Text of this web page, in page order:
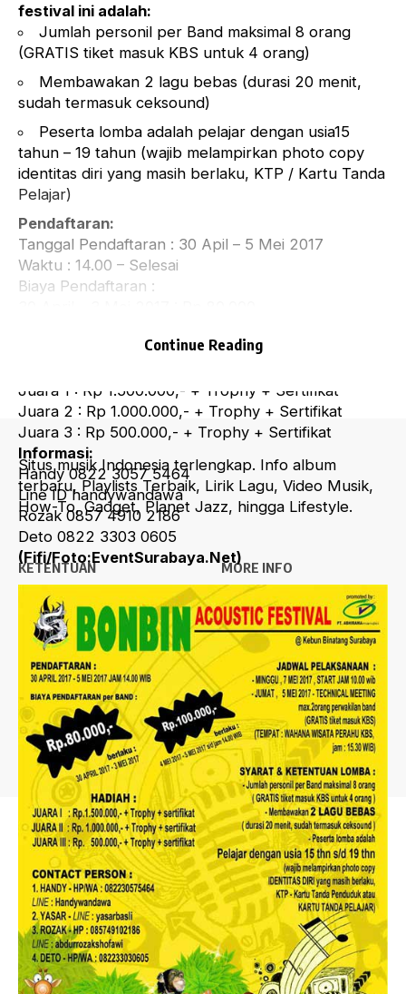
festival ini adalah:
Jumlah personil per Band maksimal 8 orang
(GRATIS tiket masuk KBS untuk 4 orang)
Membawakan 2 lagu bebas (durasi 20 menit,
sudah termasuk ceksound)
Peserta lomba adalah pelajar dengan usia15
tahun – 19 tahun (wajib melampirkan photo copy
identitas diri yang masih berlaku, KTP / Kartu Tanda
Pelajar)
Pendaftaran:
Tanggal Pendaftaran : 30 Apil – 5 Mei 2017
Waktu : 14.00 – Selesai
Biaya Pendaftaran :
Juara 1 : Rp 1.500.000,- + Trophy + Sertifikat
Juara 2 : Rp 1.000.000,- + Trophy + Sertifikat
Juara 3 : Rp 500.000,- + Trophy + Sertifikat
Informasi:
Handy 0822 3057 5464
Line ID handywandawa
Rozak 0857 4910 2186
Deto 0822 3303 0605
(Fifi/Foto:EventSurabaya.Net)
Continue Reading
Situs musik Indonesia terlengkap. Info album
terbaru, Playlists Terbaik, Lirik Lagu, Video Musik,
How-To, Gadget, Planet Jazz, hingga Lifestyle.
KETENTUAN
PRIVACY POLICY
TERMS OF USE
DISCLAIMER
MORE INFO
ABOUT US
ADVERTISING
CONTACT US
Follow US
© 2025 AlbumBaru.Com | All Rights Reserved.